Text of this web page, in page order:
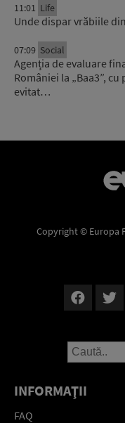
11:01 Life
Unde dispar vrăbiile
07:09 Social
Agenția de evaluare
României la „Baa3”,
evitat…
Copyright © Europa
INFORMAŢII
FAQ